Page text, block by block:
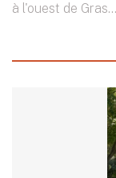
à l'ouest de Gras...